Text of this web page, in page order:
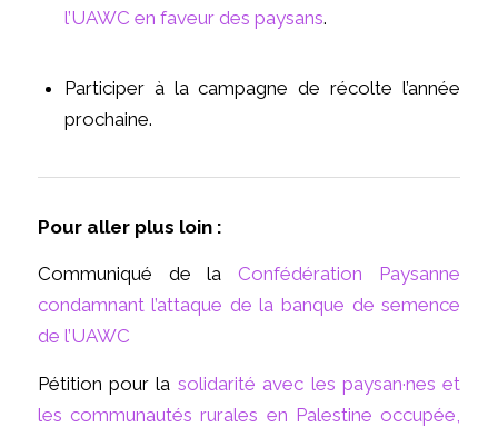
l’UAWC en faveur des paysans.
Participer à la campagne de récolte l’année
prochaine.
Pour aller plus loin :
Communiqué de laConfédération Paysanne
condamnant l’attaque de la banque de semence
de l’UAWC
Pétition pour la solidarité avec les paysan·nes et
les communautés rurales en Palestine occupée,